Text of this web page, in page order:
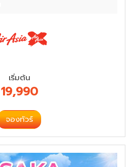
เริ่มต้น
19,990
จองทัวร์